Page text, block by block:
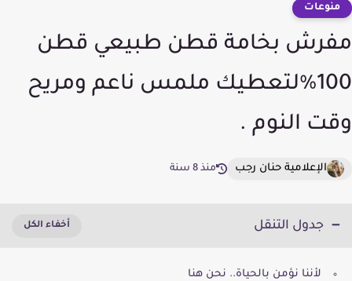
منوعات
مفرش بخامة قطن طبيعي قطن
100%لتعطيك ملمس ناعم ومريح
وقت النوم .
الإعلامية حنان رجب منذ 8 سنة
جدول التنقل
لأننا نؤمن بالحياة.. نحن هنا